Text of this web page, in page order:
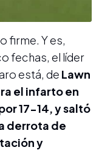
firme. Y es,
fechas, el líder
está, de Lawn
el infarto en
17-14, y saltó
derrota de
y